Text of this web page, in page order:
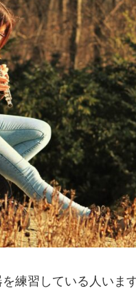
練習している人いま